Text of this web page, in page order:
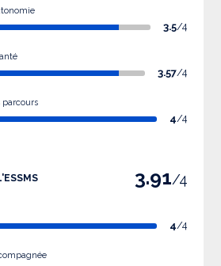
3.5/4
3.57/4
4/4
3.91/4
4/4